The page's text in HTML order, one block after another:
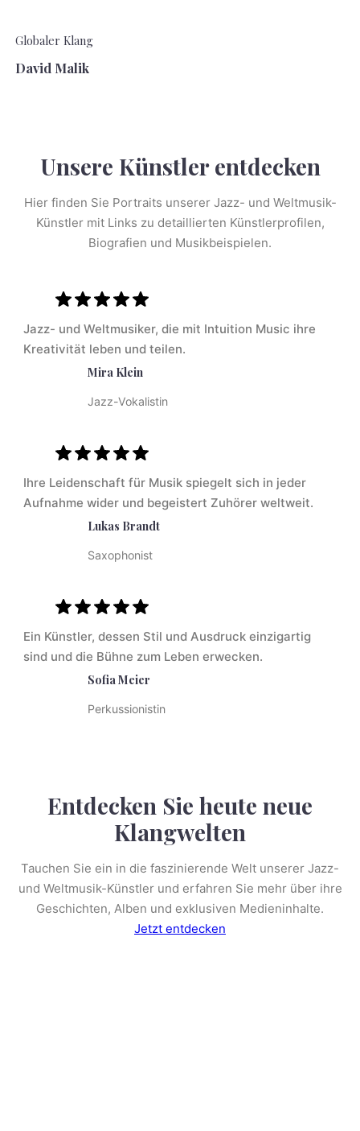
Globaler Klang
David Malik
Unsere Künstler entdecken
Hier finden Sie Portraits unserer Jazz- und Weltmusik-
Künstler mit Links zu detaillierten Künstlerprofilen,
Biografien und Musikbeispielen.
Jazz- und Weltmusiker, die mit Intuition Music ihre
Kreativität leben und teilen.
Mira Klein
Jazz-Vokalistin
Ihre Leidenschaft für Musik spiegelt sich in jeder
Aufnahme wider und begeistert Zuhörer weltweit.
Lukas Brandt
Saxophonist
Ein Künstler, dessen Stil und Ausdruck einzigartig
sind und die Bühne zum Leben erwecken.
Sofia Meier
Perkussionistin
Entdecken Sie heute neue
Klangwelten
Tauchen Sie ein in die faszinierende Welt unserer Jazz-
und Weltmusik-Künstler und erfahren Sie mehr über ihre
Geschichten, Alben und exklusiven Medieninhalte.
Jetzt entdecken